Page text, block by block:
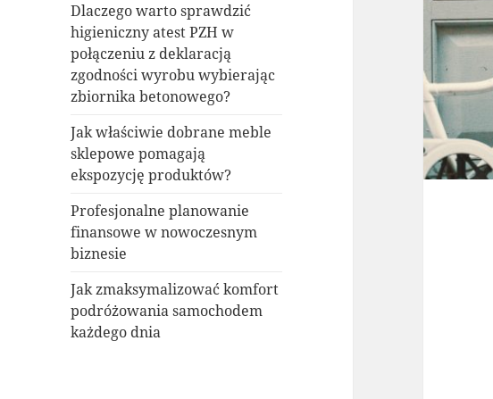
Dlaczego warto sprawdzić
higieniczny atest PZH w
połączeniu z deklaracją
zgodności wyrobu wybierając
zbiornika betonowego?
Jak właściwie dobrane meble
sklepowe pomagają
ekspozycję produktów?
Profesjonalne planowanie
finansowe w nowoczesnym
biznesie
Jak zmaksymalizować komfort
podróżowania samochodem
każdego dnia